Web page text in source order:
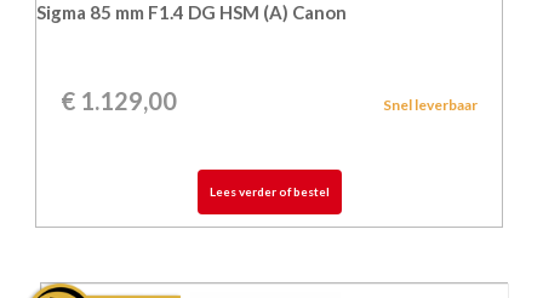
Sigma 85 mm F1.4 DG HSM (A) Canon
€ 1.129,00 Snel leverbaar
Lees verder of bestel